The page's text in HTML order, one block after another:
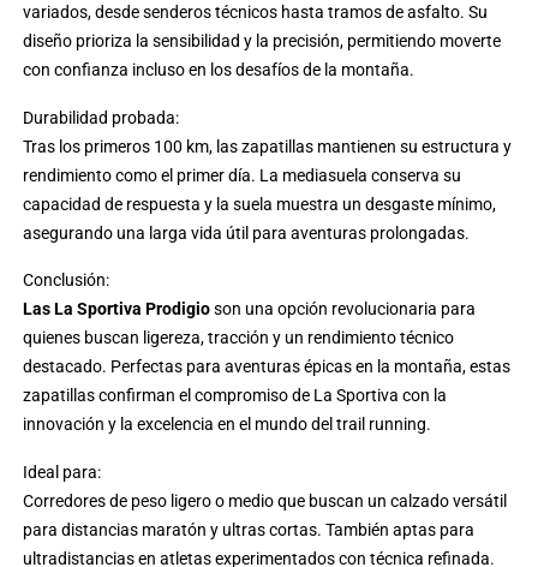
variados, desde senderos técnicos hasta tramos de asfalto. Su
diseño prioriza la sensibilidad y la precisión, permitiendo moverte
con confianza incluso en los desafíos de la montaña.
Durabilidad probada:
Tras los primeros 100 km, las zapatillas mantienen su estructura y
rendimiento como el primer día. La mediasuela conserva su
capacidad de respuesta y la suela muestra un desgaste mínimo,
asegurando una larga vida útil para aventuras prolongadas.
Conclusión:
Las La Sportiva Prodigioson una opción revolucionaria para
quienes buscan ligereza, tracción y un rendimiento técnico
destacado. Perfectas para aventuras épicas en la montaña, estas
zapatillas confirman el compromiso de La Sportiva con la
innovación y la excelencia en el mundo del trail running.
Ideal para:
Corredores de peso ligero o medio que buscan un calzado versátil
para distancias maratón y ultras cortas. También aptas para
ultradistancias en atletas experimentados con técnica refinada.